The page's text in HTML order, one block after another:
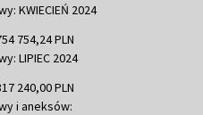
KWIECIEŃ 2024
754,24 PLN
LIPIEC 2024
240,00 PLN
i aneksów: